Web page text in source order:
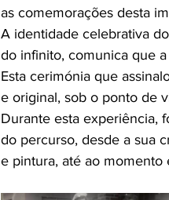
as comemorações desta
A identidade celebrativa
do infinito, comunica que
Esta cerimónia que
e original, sob o ponto de
Durante esta experiência,
do percurso, desde a sua
e pintura, até ao